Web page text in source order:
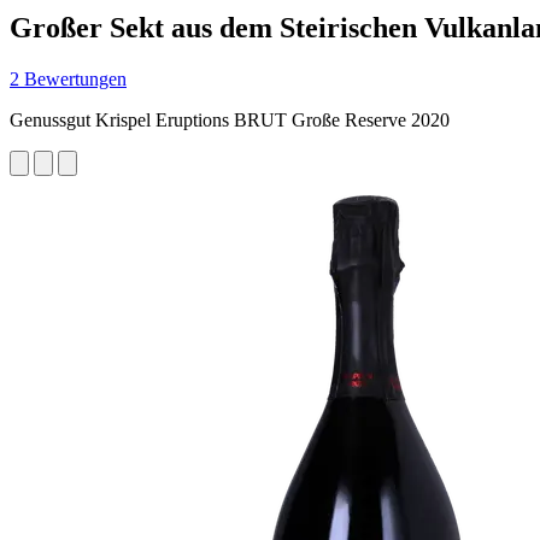
Großer Sekt aus dem Steirischen
2 Bewertungen
Genussgut Krispel Eruptions BRUT Große Reserve 2020